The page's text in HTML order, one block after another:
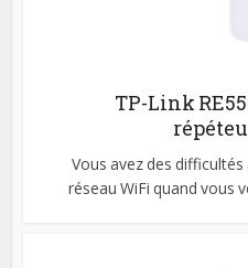
TP-Link
Vous avez des
réseau WiFi quand vous